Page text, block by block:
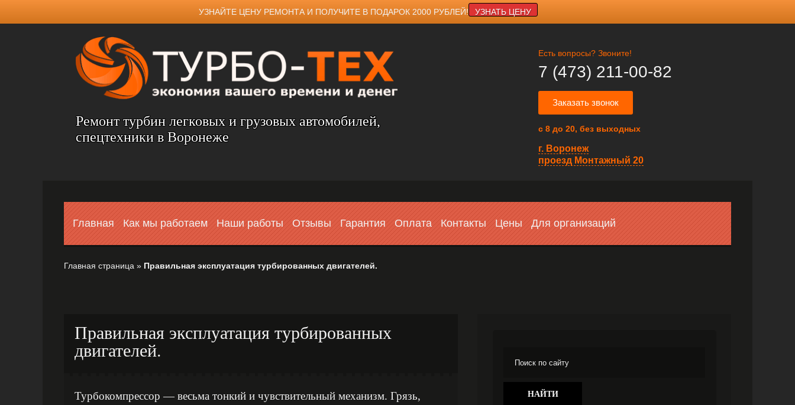
УЗНАЙТЕ ЦЕНУ РЕМОНТА И ПОЛУЧИТЕ В ПОДАРОК 2000 РУБЛЕЙ! УЗНАТЬ ЦЕНУ
Ремонт турбин легковых и грузовых автомобилей,
спецтехники в Воронеже
Есть вопросы? Звоните!
7 (473) 211-00-82
Заказать звонок
с 8 до 20, без выходных
г. Воронеж
проезд Монтажный 20
Главная Как мы работаем Наши работы Отзывы Гарантия Оплата Контакты Цены Для организаций
Главная страница » Правильная эксплуатация турбированных двигателей.
Правильная эксплуатация турбированных
двигателей.
Турбокомпрессор — весьма тонкий и чувствительный механизм. Грязь,